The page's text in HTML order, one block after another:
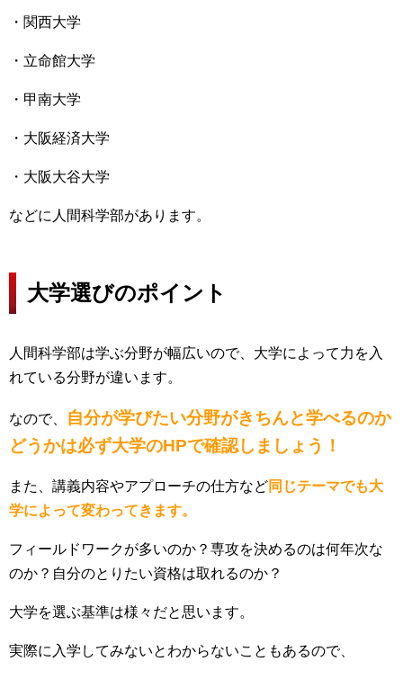
・関西大学
・立命館大学
・甲南大学
・大阪経済大学
・大阪大谷大学
などに人間科学部があります。
大学選びのポイント
人間科学部は学ぶ分野が幅広いので、大学によって力を入
れている分野が違います。
なので、
自分が学びたい分野がきちんと学べるのか
どうかは必ず大学のHPで確認しましょう！
また、講義内容やアプローチの仕方など同じテーマでも大
学によって変わってきます。
フィールドワークが多いのか？専攻を決めるのは何年次な
のか？自分のとりたい資格は取れるのか？
大学を選ぶ基準は様々だと思います。
実際に入学してみないとわからないこともあるので、